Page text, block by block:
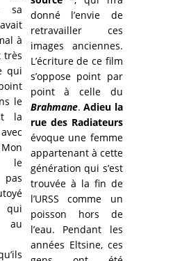
sa
à
très
qui
le
la
le
qui
donné l’envie de
retravailler ces
images anciennes.
L’écriture de ce film
s’oppose point par
point à celle du
Brahmane.Adieu la
rue des Radiateurs
évoque une femme
appartenant à cette
génération qui s’est
trouvée à la fin de
l’URSS comme un
poisson hors de
l’eau. Pendant les
années Eltsine, ces